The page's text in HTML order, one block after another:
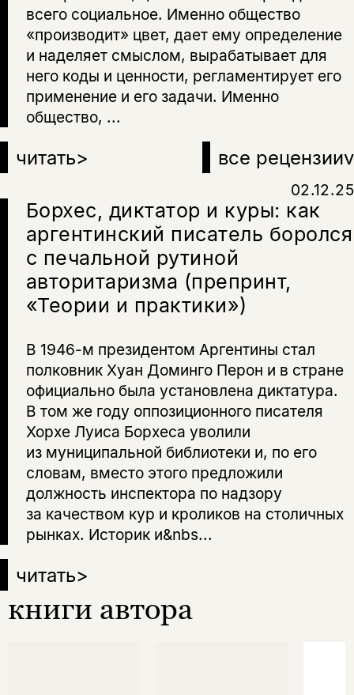
всего социальное. Именно общество
«производит» цвет, дает ему определение
и наделяет смыслом, вырабатывает для
него коды и ценности, регламентирует его
применение и его задачи. Именно
общество, ...
читать> все рецензииv
Борхес, диктатор и куры: как
аргентинский писатель боролся
с печальной рутиной
авторитаризма (препринт,
«Теории и практики»)
02.12.25
В 1946-м президентом Аргентины стал
полковник Хуан Доминго Перон и в стране
официально была установлена диктатура.
В том же году оппозиционного писателя
Хорхе Луиса Борхеса уволили
из муниципальной библиотеки и, по его
словам, вместо этого предложили
должность инспектора по надзору
за качеством кур и кроликов на столичных
рынках. Историк и&nbs...
читать>
книги автора